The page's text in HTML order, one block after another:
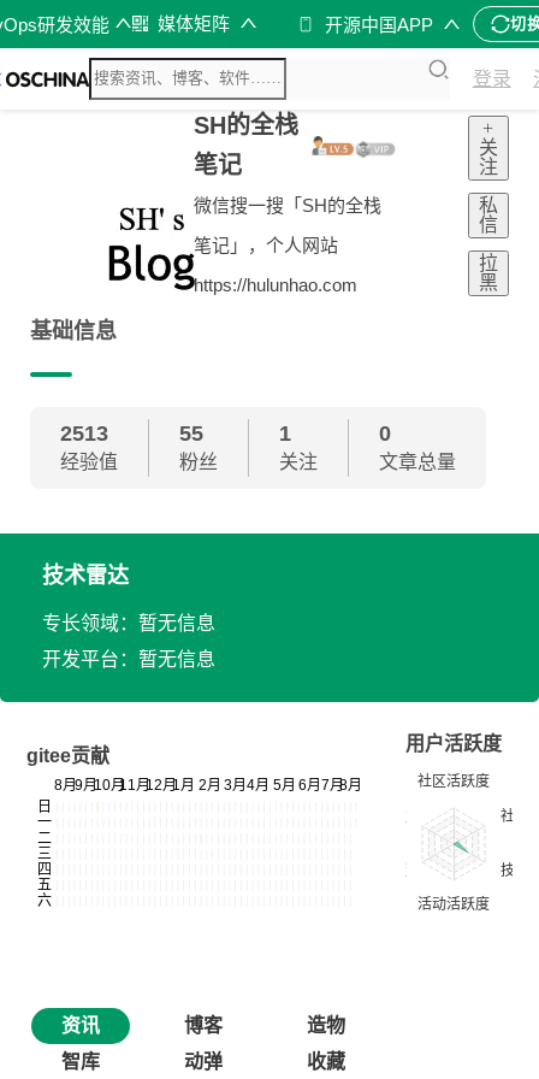
研发效能 媒体矩阵 开源中国APP 切
登录
SH的全栈
笔记
微信搜一搜「SH的全栈
笔记」，个人网站
https://hulunhao.com
+
关
注
私
信
拉
黑
基础信息
2513
经验值
55
粉丝
1
关注
0
文章总量
技术雷达
专长领域：暂无信息
开发平台：暂无信息
gitee贡献
用户活跃度
资讯 博客
造物
智库
动弹 收藏